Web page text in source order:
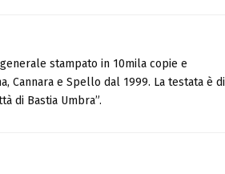
stampato in 10mila copie e
Cannara e Spello dal 1999. La testata è di
di Bastia Umbra”.